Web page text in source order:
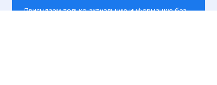
Присылаем только актуальную информацию без